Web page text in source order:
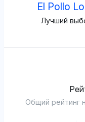
El Pollo
Лучший
Общий рейтинг